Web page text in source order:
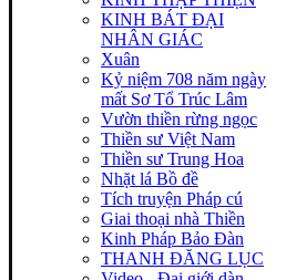
KINH BÁT ĐẠI
NHÂN GIÁC
Xuân
Kỷ niệm 708 năm ngày
mất Sơ Tổ Trúc Lâm
Vườn thiền rừng ngọc
Thiền sư Việt Nam
Thiền sư Trung Hoa
Nhặt lá Bồ đề
Tích truyện Pháp cú
Giai thoại nhà Thiền
Kinh Pháp Bảo Đàn
THANH ĐĂNG LỤC